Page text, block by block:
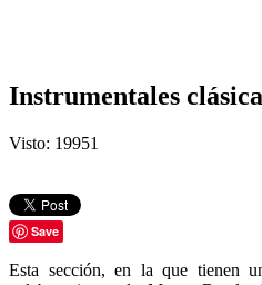
Instrumentales
Visto: 19951
Save
Esta sección, en la que tienen